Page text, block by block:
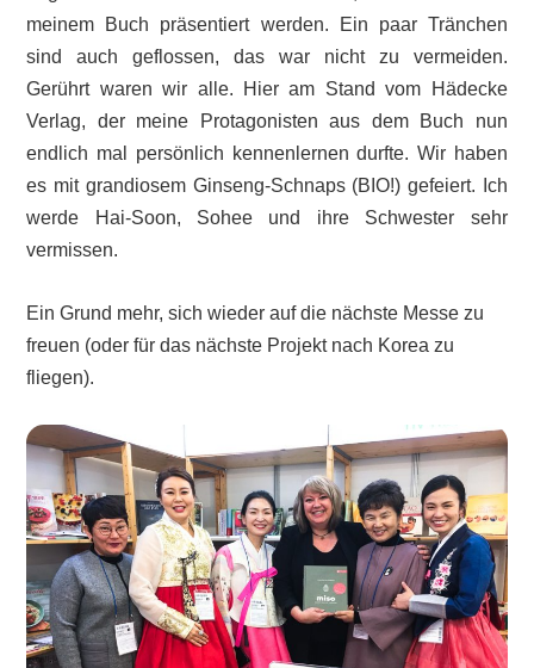
meinem Buch präsentiert werden. Ein paar Tränchen
sind auch geflossen, das war nicht zu vermeiden.
Gerührt waren wir alle. Hier am Stand vom Hädecke
Verlag, der meine Protagonisten aus dem Buch nun
endlich mal persönlich kennenlernen durfte. Wir haben
es mit grandiosem Ginseng-Schnaps (BIO!) gefeiert. Ich
werde Hai-Soon, Sohee und ihre Schwester sehr
vermissen.
Ein Grund mehr, sich wieder auf die nächste Messe zu
freuen (oder für das nächste Projekt nach Korea zu
fliegen).